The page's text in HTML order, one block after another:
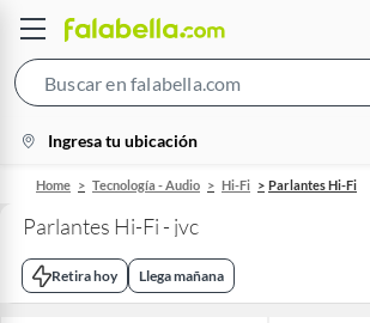
Bar
location-
icon
Ingresa tu ubicación
Home Tecnología - Audio Hi-Fi Parlantes Hi-Fi
Parlantes Hi-Fi - jvc
Retira hoy Llega mañana